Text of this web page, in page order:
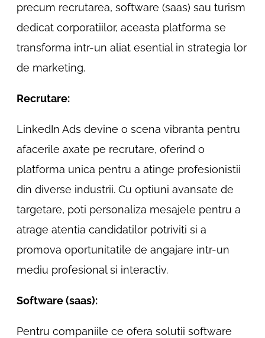
precum recrutarea, software (saas) sau turism
dedicat corporatiilor, aceasta platforma se
transforma intr-un aliat esential in strategia lor
de marketing.
Recrutare:
LinkedIn Ads devine o scena vibranta pentru
afacerile axate pe recrutare, oferind o
platforma unica pentru a atinge profesionistii
din diverse industrii. Cu optiuni avansate de
targetare, poti personaliza mesajele pentru a
atrage atentia candidatilor potriviti si a
promova oportunitatile de angajare intr-un
mediu profesional si interactiv.
Software (saas):
Pentru companiile ce ofera solutii software